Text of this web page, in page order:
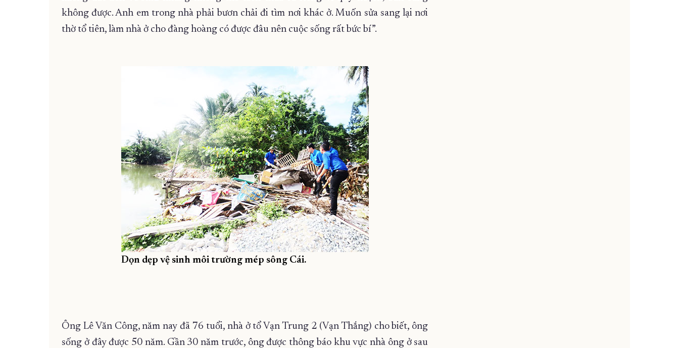
không được. Anh em trong nhà phải bươn chải đi tìm nơi khác ở. Muốn sửa sang lại nơi
thờ tổ tiên, làm nhà ở cho đàng hoàng có được đâu nên cuộc sống rất bức bí”.
Dọn dẹp vệ sinh môi trường mép sông Cái.
Ông Lê Văn Công, năm nay đã 76 tuổi, nhà ở tổ Vạn Trung 2 (Vạn Thắng) cho biết, ông
sống ở đây được 50 năm. Gần 30 năm trước, ông được thông báo khu vực nhà ông ở sau